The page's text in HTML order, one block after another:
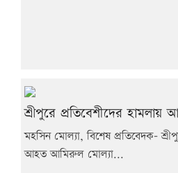
শ্রীপুরে প্রতিবেশীদের হামলায়
মহসিন মোল্যা, বিশেষ প্রতিবেদক-
আহত আমিরুল মোল্যা...